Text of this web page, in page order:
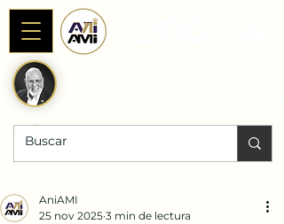
AniAMI
25 nov 2025 3 min de lectura